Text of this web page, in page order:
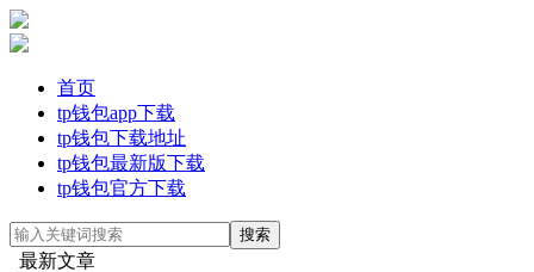
首页
tp钱包app下载
tp钱包下载地址
tp钱包最新版下载
tp钱包官方下载
最新文章